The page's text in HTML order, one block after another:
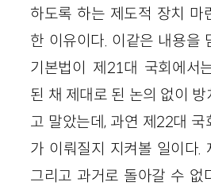
하도록 하는 제도적 장치 마
한 이유이다. 이같은 내용을
기본법이 제21대 국회에서
된 채 제대로 된 논의 없이
고 말았는데, 과연 제22대 국
가 이뤄질지 지켜볼 일이다.
그리고 과거로 돌아갈 수 없